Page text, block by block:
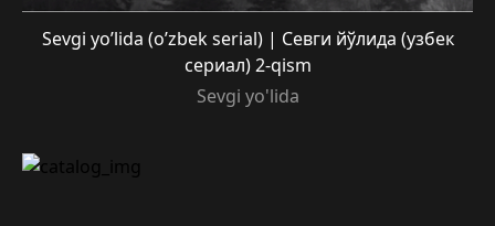
Sevgi yo’lida (o’zbek serial) | Севги йўлида (узбек
сериал) 2-qism
Sevgi yo'lida